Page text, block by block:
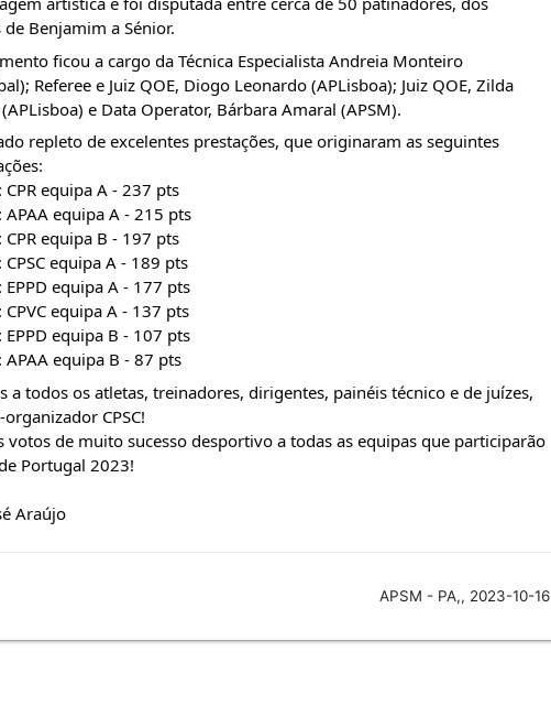
de Benjamim a Sénior.
ficou a cargo da Técnica Especialista Andreia Monteiro
Referee e Juiz QOE, Diogo Leonardo (APLisboa); Juiz QOE, Zilda
e Data Operator, Bárbara Amaral (APSM).
repleto de excelentes prestações, que originaram as seguintes
CPR equipa A - 237 pts
APAA equipa A - 215 pts
CPR equipa B - 197 pts
CPSC equipa A - 189 pts
EPPD equipa A - 177 pts
CPVC equipa A - 137 pts
EPPD equipa B - 107 pts
APAA equipa B - 87 pts
a todos os atletas, treinadores, dirigentes, painéis técnico e de juízes,
CPSC!
votos de muito sucesso desportivo a todas as equipas que participarão
Portugal 2023!
Araújo
APSM - PA,, 2023-10-16